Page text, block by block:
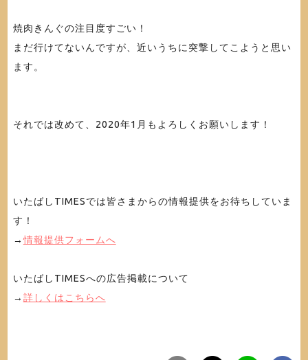
焼肉きんぐの注目度すごい！
まだ行けてないんですが、近いうちに突撃してこようと思い
ます。
それでは改めて、2020年1月もよろしくお願いします！
いたばしTIMESでは皆さまからの情報提供をお待ちしていま
す！
→情報提供フォームへ
いたばしTIMESへの広告掲載について
→ 詳しくはこちらへ